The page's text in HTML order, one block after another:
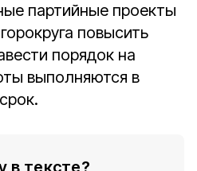
партийные проекты
повысить
порядок на
выполняются в
в тексте?